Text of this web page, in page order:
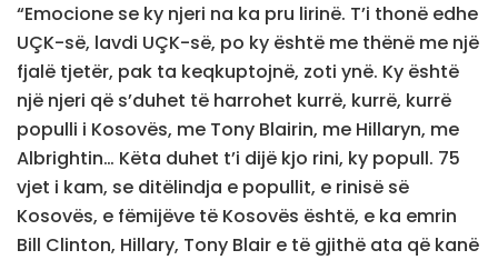
“Emocione se ky njeri na ka pru lirinë. T’i thonë edhe
UÇK-së, lavdi UÇK-së, po ky është me thënë me një
fjalë tjetër, pak ta keqkuptojnë, zoti ynë. Ky është
një njeri që s’duhet të harrohet kurrë, kurrë, kurrë
populli i Kosovës, me Tony Blairin, me Hillaryn, me
Albrightin… Këta duhet t’i dijë kjo rini, ky popull. 75
vjet i kam, se ditëlindja e popullit, e rinisë së
Kosovës, e fëmijëve të Kosovës është, e ka emrin
Bill Clinton, Hillary, Tony Blair e të gjithë ata që kanë